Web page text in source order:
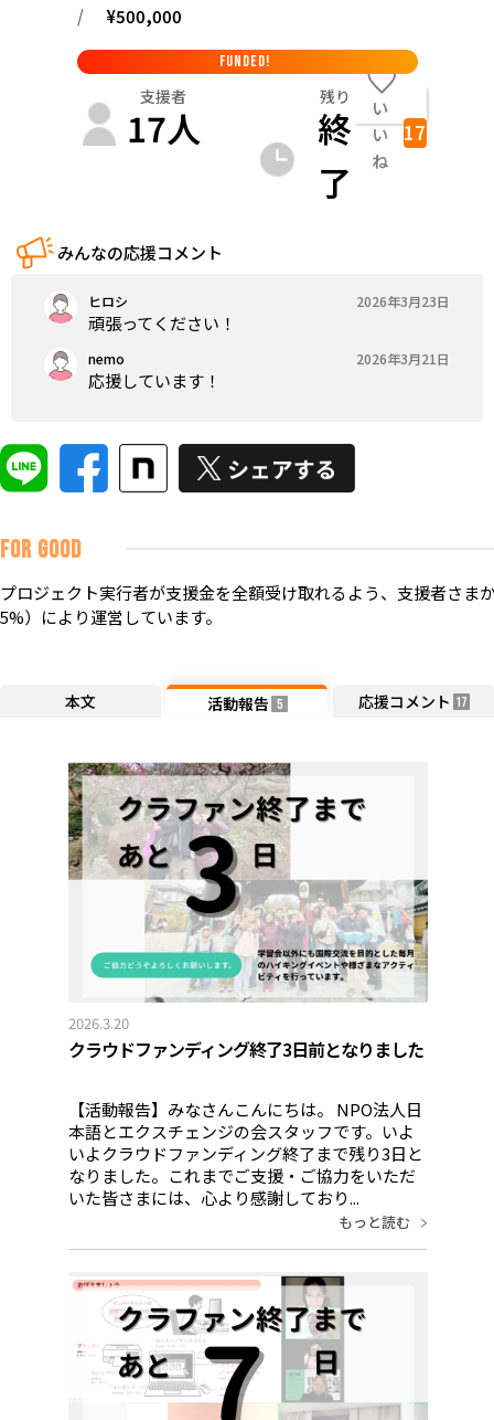
佐賀 長崎
/ ¥500,000
FUNDED!
支援者
17人
残り
終
了
い
い
ね
17
みんなの応援コメント
ヒロシ 2026年3月23日
頑張ってください！
nemo 2026年3月21日
応援しています！
FOR GOOD
プロジェクト実行者が支援金を全額受け取れるよう、支援者さま
5%）により運営しています。
本文 活動報告 5 応援コメント 17
2026.3.20
クラウドファンディング終了3日前となりました
【活動報告】みなさんこんにちは。 NPO法人日
本語とエクスチェンジの会スタッフです。いよ
いよクラウドファンディング終了まで残り3日と
なりました。これまでご支援・ご協力をいただ
いた皆さまには、心より感謝しており...
もっと読む